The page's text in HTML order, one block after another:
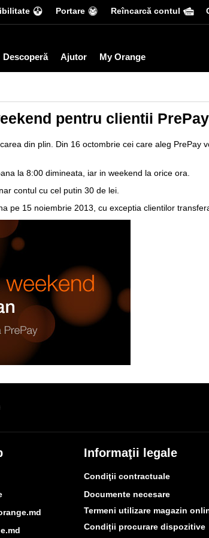
Portare Reîncarcă contul
Descoperă Ajutor My Orange
pentru clientii PrePay
din plin. Din 16 octombrie cei care aleg PrePay
la 8:00 dimineata, iar in weekend la orice ora.
contul cu cel putin 30 de lei.
pe 15 noiembrie 2013, cu exceptia clientilor
Informaţii legale
Condiţii contractuale
Documente necesare
Termeni utilizare magazin
Condiții procurare dispozitive